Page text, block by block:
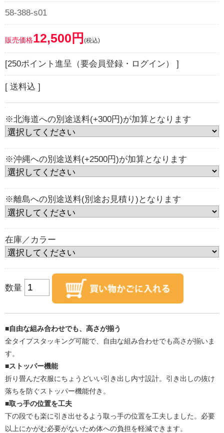
58-388-s01
販売価格12,500円 (税込)
[250ポイント進呈（要会員登録・ログイン） ]
[ 送料込 ]
※北海道への別途送料(+300円)が加算となります
※沖縄への別途送料(+2500円)が加算となります
※離島への別途送料(別途お見積り)となります
在庫／カラー
数量
■自由な組み合わせでも、高さが揃う
全タイプスタッキング可能で、自由な組み合わせでも高さが揃いま
す。
■ストッパー機能
折り畳んだ衣服にちょうどいい引き出し内寸設計。引き出しの抜け
落ちを防ぐストッパー機能付き。
■取っ手の位置を工夫
下の段でも楽に引き出せるよう取っ手の位置を工夫しました。必要
以上にかがむ必要がないため体への負担を軽減できます。